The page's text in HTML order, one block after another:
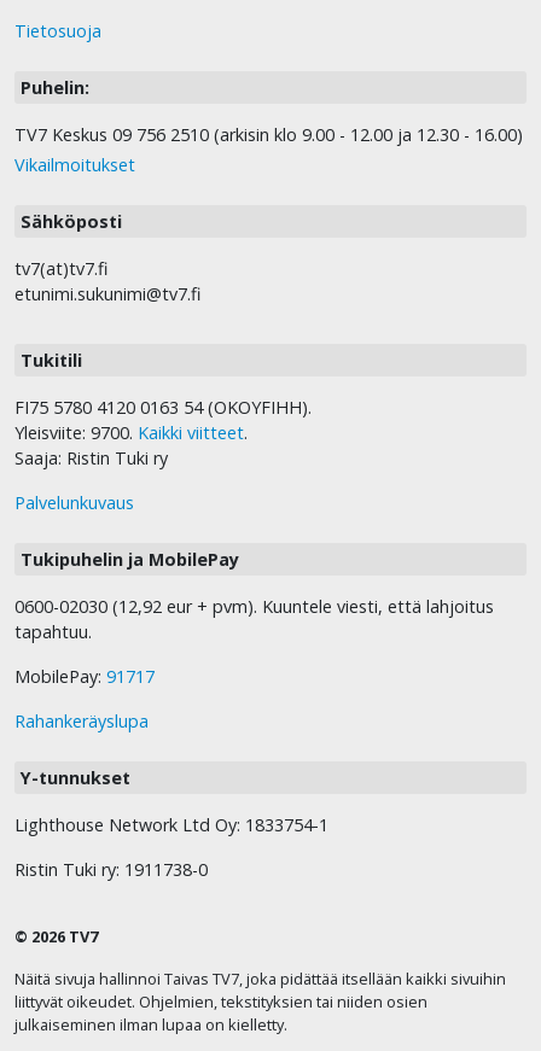
Tietosuoja
Puhelin:
TV7 Keskus 09 756 2510 (arkisin klo 9.00 - 12.00 ja 12.30 - 16.00)
Vikailmoitukset
Sähköposti
tv7(at)tv7.fi
etunimi.sukunimi@tv7.fi
Tukitili
FI75 5780 4120 0163 54 (OKOYFIHH).
Yleisviite: 9700. Kaikki viitteet.
Saaja: Ristin Tuki ry
Palvelunkuvaus
Tukipuhelin ja MobilePay
0600-02030 (12,92 eur + pvm). Kuuntele viesti, että lahjoitus
tapahtuu.
MobilePay: 91717
Rahankeräyslupa
Y-tunnukset
Lighthouse Network Ltd Oy: 1833754-1
Ristin Tuki ry: 1911738-0
© 2026 TV7
Näitä sivuja hallinnoi Taivas TV7, joka pidättää itsellään kaikki sivuihin
liittyvät oikeudet. Ohjelmien, tekstityksien tai niiden osien
julkaiseminen ilman lupaa on kielletty.